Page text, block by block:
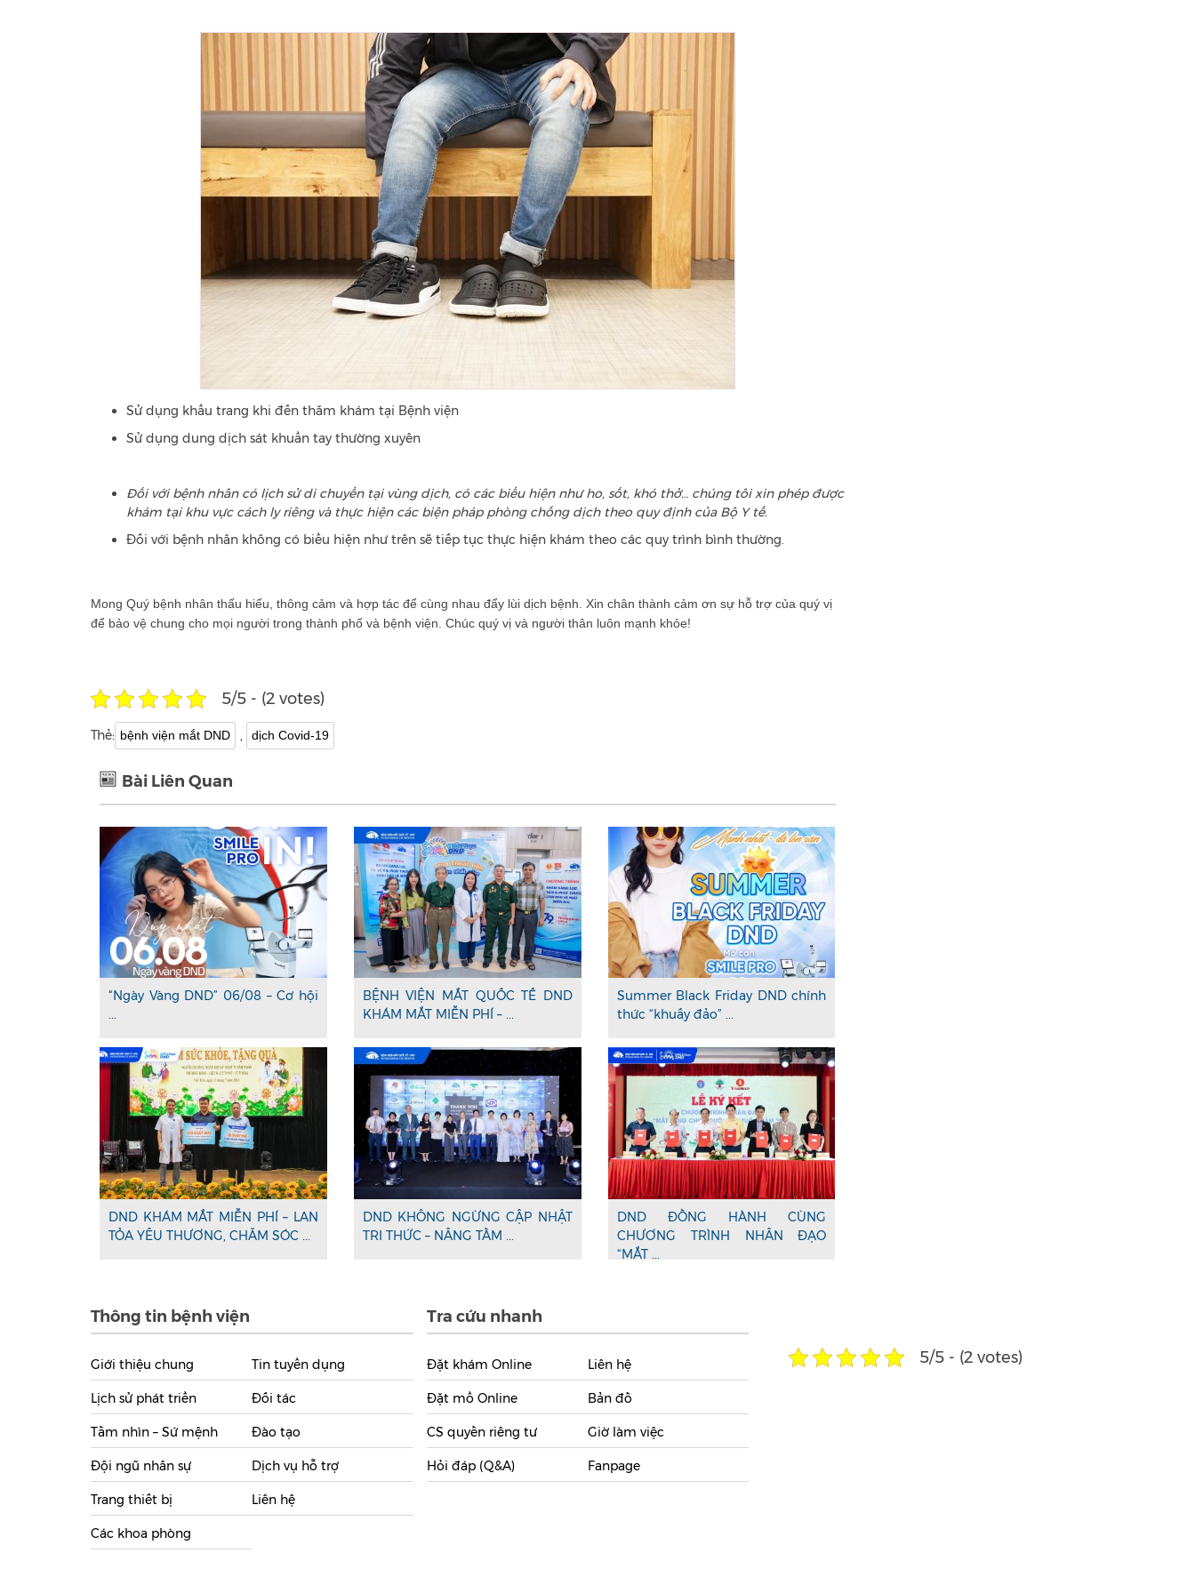
Sử dụng khẩu trang khi đến thăm khám tại Bệnh viện
Sử dụng dung dịch sát khuẩn tay thường xuyên
Đối với bệnh nhân có lịch sử di chuyển tại vùng dịch, có các biểu hiện như ho, sốt, khó thở… chúng tôi xin phép được
khám tại khu vực cách ly riêng và thực hiện các biện pháp phòng chống dịch theo quy định của Bộ Y tế.
Đối với bệnh nhân không có biểu hiện như trên sẽ tiếp tục thực hiện khám theo các quy trình bình thường.
Mong Quý bệnh nhân thấu hiểu, thông cảm và hợp tác để cùng nhau đẩy lùi dịch bệnh. Xin chân thành cảm ơn sự hỗ trợ của quý vị
để bảo vệ chung cho mọi người trong thành phố và bệnh viện. Chúc quý vị và người thân luôn mạnh khỏe!
5/5 - (2 votes)
Thẻ: bệnh viện mắt DND , dịch Covid-19
Bài Liên Quan
“Ngày Vàng DND” 06/08 – Cơ hội
...
BỆNH VIỆN MẮT QUỐC TẾ DND
KHÁM MẮT MIỄN PHÍ – ...
Summer Black Friday DND chính
thức “khuấy đảo” ...
DND KHÁM MẮT MIỄN PHÍ – LAN
TỎA YÊU THƯƠNG, CHĂM SÓC ...
DND KHÔNG NGỪNG CẬP NHẬT
TRI THỨC – NÂNG TẦM ...
DND ĐỒNG HÀNH CÙNG
CHƯƠNG TRÌNH NHÂN ĐẠO
“MẮT ...
Thông tin bệnh viện
Giới thiệu chung
Lịch sử phát triển
Tầm nhìn – Sứ mệnh
Đội ngũ nhân sự
Trang thiết bị
Các khoa phòng
Tin tuyển dụng
Đối tác
Đào tạo
Dịch vụ hỗ trợ
Liên hệ
Tra cứu nhanh
Đặt khám Online
Đặt mổ Online
CS quyền riêng tư
Hỏi đáp (Q&A)
Liên hệ
Bản đồ
Giờ làm việc
Fanpage
5/5 - (2 votes)